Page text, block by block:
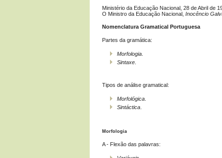
Ministério da Educação Nacional, 28 de Abril de
O Ministro da Educação Nacional, Inocêncio
Nomenclatura Gramatical Portuguesa
Partes da gramática:
Morfologia
Sintaxe
Tipos de análise gramatical:
Morfológica
Sintáctica
Morfologia
A - Flexão das palavras: